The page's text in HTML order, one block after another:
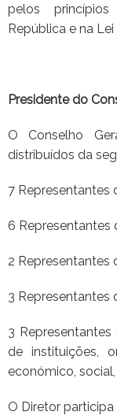
pelos
República e na
Presidente do
O Conselho
distribuídos da
7 Representantes
6 Representantes
2 Representantes
3 Representantes
3
de instituições,
económico,
O Diretor